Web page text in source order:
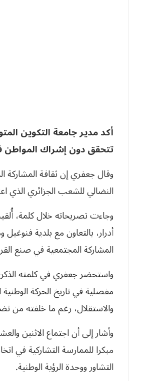
أكد مدير جامعة التكوين
تتحقق دون إشراك المواطن
وقال جعفري إن ثقافة المشاركة
النضالي للشعب الجزائري الذي
وجاءت تصريحاته خلال كلمة،
أدرار، بالتعاون مع بلدية
المشاركة المجتمعية في صنع
مفصلية في تاريخ الحركة
والاستقلال، رغم ما خلفته
وأشار إلى أن اجتماع الاثنين
مبكرا للممارسة التشاركية في
التشاور ووحدة الرؤية الوطنية.